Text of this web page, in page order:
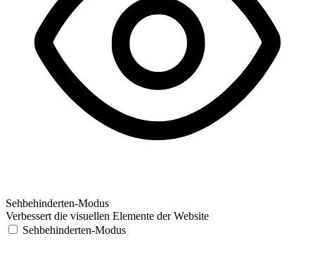
Sehbehinderten-Modus
Verbessert die visuellen Elemente der Website
Sehbehinderten-Modus